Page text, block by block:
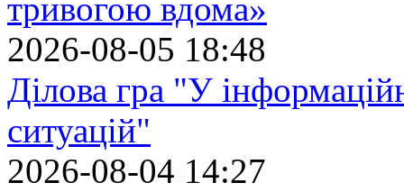
тривогою вдома»
2026-08-05 18:48
Ділова гра "У
ситуацій"
2026-08-04 14:27